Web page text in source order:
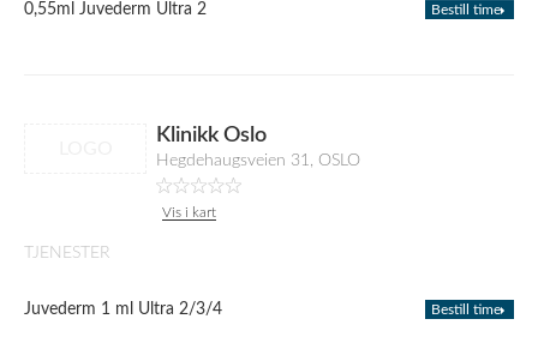
0,55ml Juvederm Ultra 2 Bestill time
Klinikk Oslo
Hegdehaugsveien 31, OSLO
Vis i kart
TJENESTER
Juvederm 1 ml Ultra 2/3/4 Bestill time